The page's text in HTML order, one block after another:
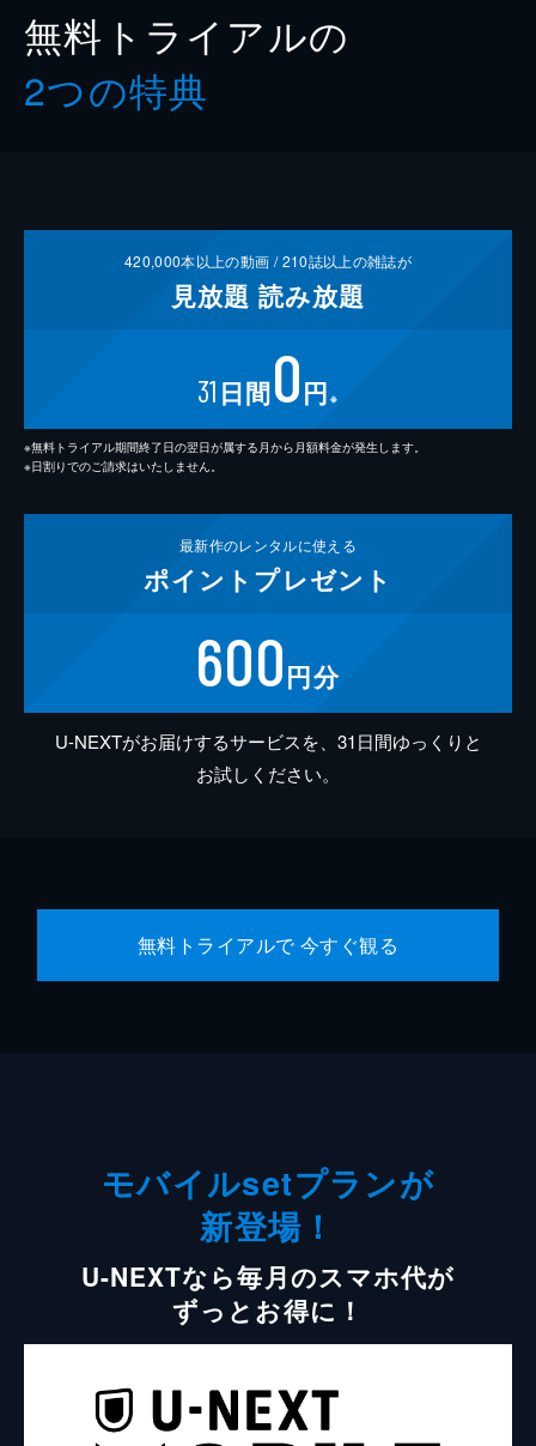
無料トライアルの
2つの特典
420,000本以上の動画 /210誌以上の雑誌が
見放題 読み放題
31 日間0円 ※
※無料トライアル期間終了日の翌日が属する月から月額料金が発生します。
※日割りでのご請求はいたしません。
最新作のレンタルに使える
ポイント プレゼント
600円分
U-NEXTがお届けするサービスを、31日間ゆっくりと
お試しください。
無料トライアルで 今すぐ観る
モバイルsetプランが
新登場！
U-NEXTなら毎月のスマホ代が
ずっとお得に！